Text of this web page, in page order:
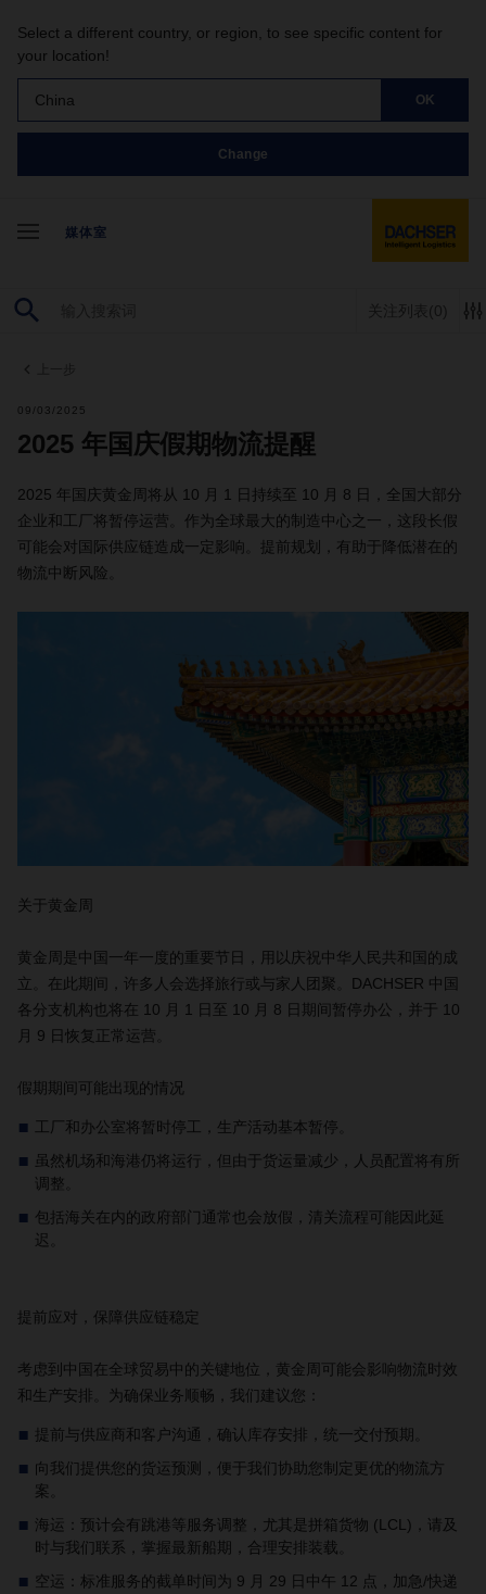
Select a different country, or region, to see specific content for
your location!
China OK
Change
媒体室
关注列表 (0)
09/03/2025
2025 年国庆假期物流提醒
2025 年国庆黄金周将从 10 月 1 日持续至 10 月 8 日，全国大部分
企业和工厂将暂停运营。作为全球最大的制造中心之一，这段长假
可能会对国际供应链造成一定影响。提前规划，有助于降低潜在的
物流中断风险。
关于黄金周
黄金周是中国一年一度的重要节日，用以庆祝中华人民共和国的成
立。在此期间，许多人会选择旅行或与家人团聚。DACHSER 中国
各分支机构也将在 10 月 1 日至 10 月 8 日期间暂停办公，并于 10
月 9 日恢复正常运营。
假期期间可能出现的情况
工厂和办公室将暂时停工，生产活动基本暂停。
虽然机场和海港仍将运行，但由于货运量减少，人员配置将有所
调整。
包括海关在内的政府部门通常也会放假，清关流程可能因此延
迟。
提前应对，保障供应链稳定
考虑到中国在全球贸易中的关键地位，黄金周可能会影响物流时效
和生产安排。为确保业务顺畅，我们建议您：
提前与供应商和客户沟通，确认库存安排，统一交付预期。
向我们提供您的货运预测，便于我们协助您制定更优的物流方
案。
海运：预计会有跳港等服务调整，尤其是拼箱货物 (LCL)，请及
时与我们联系，掌握最新船期，合理安排装载。
空运：标准服务的截单时间为 9 月 29 日中午 12 点，加急/快递